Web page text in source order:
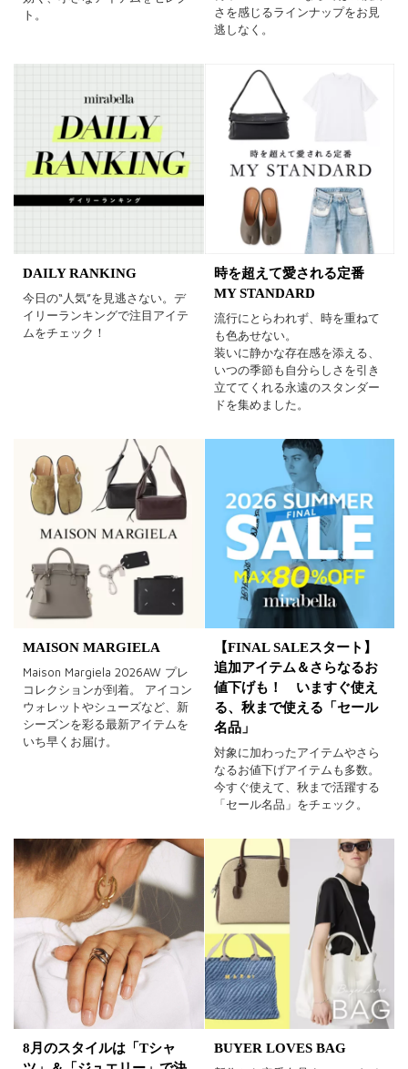
ト。
さを感じるラインナップをお見
逃しなく。
DAILY RANKING
今日の“人気”を見逃さない。デ
イリーランキングで注目アイテ
ムをチェック！
時を超えて愛される定番
MY STANDARD
流行にとらわれず、時を重ねて
も色あせない。
装いに静かな存在感を添える、
いつの季節も自分らしさを引き
立ててくれる永遠のスタンダー
ドを集めました。
MAISON MARGIELA
Maison Margiela 2026AW プレ
コレクションが到着。 アイコン
ウォレットやシューズなど、新
シーズンを彩る最新アイテムを
いち早くお届け。
【FINAL SALEスタート】
追加アイテム＆さらなるお
値下げも！ いますぐ使え
る、秋まで使える「セール
名品」
対象に加わったアイテムやさら
なるお値下げアイテムも多数。
今すぐ使えて、秋まで活躍する
「セール名品」をチェック。
8月のスタイルは「Tシャ
BUYER LOVES BAG